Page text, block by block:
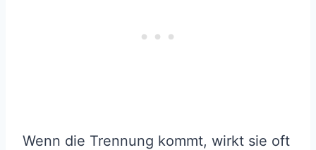
Wenn die Trennung kommt, wirkt sie oft